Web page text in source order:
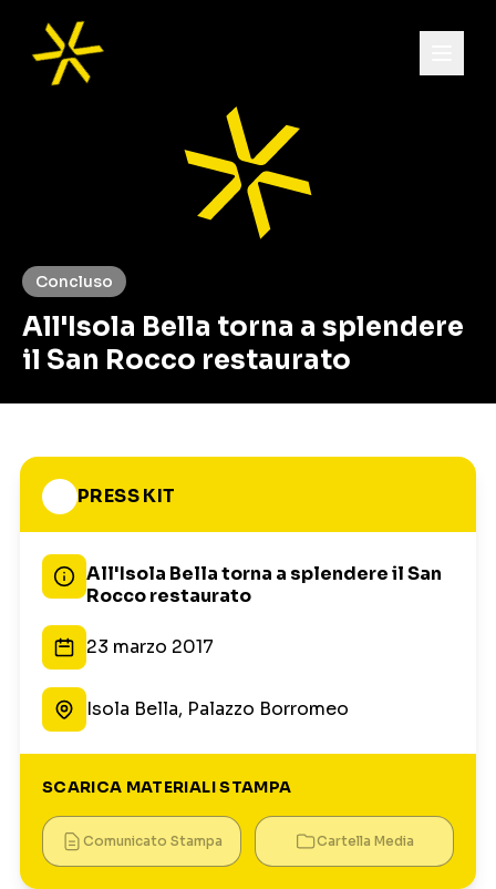
Concluso
All'Isola Bella torna a splendere
il San Rocco restaurato
PRESS KIT
All'Isola Bella torna a splendere il San
Rocco restaurato
23 marzo 2017
Isola Bella, Palazzo Borromeo
SCARICA MATERIALI STAMPA
Comunicato Stampa Cartella Media